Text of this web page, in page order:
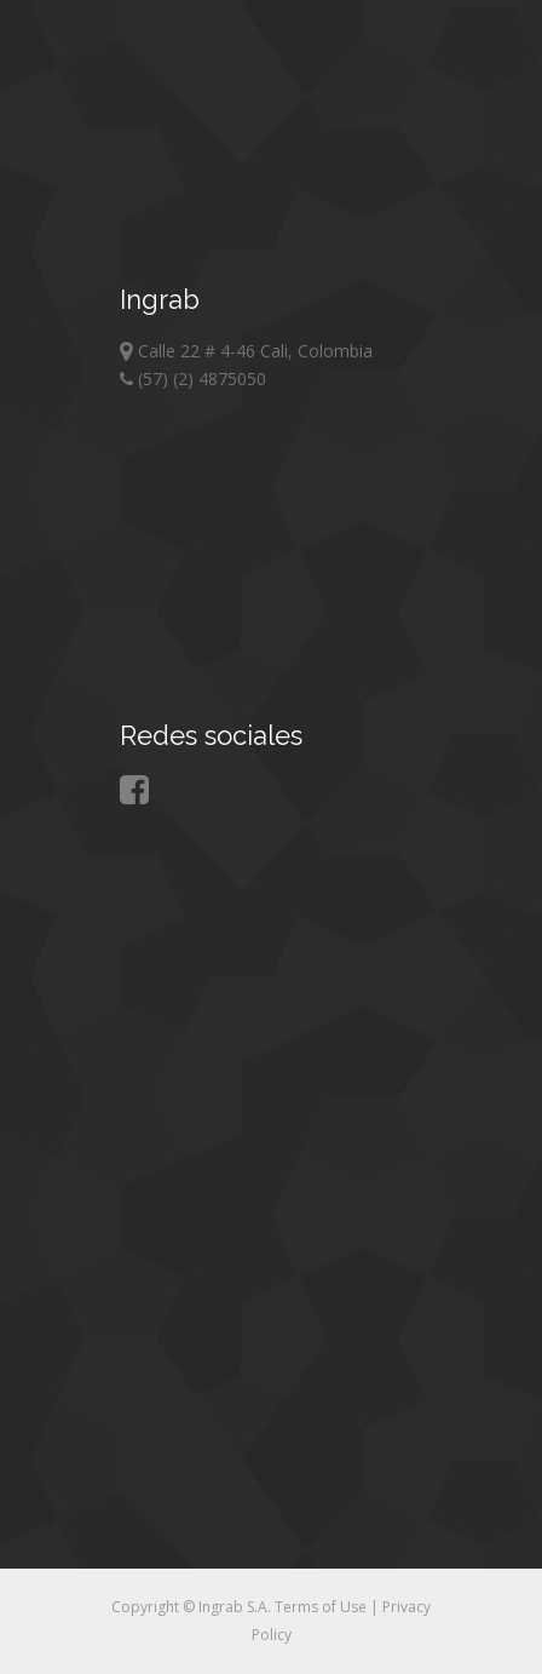
Ingrab
Calle 22 # 4-46 Cali, Colombia
(57) (2) 4875050
Redes sociales
Copyright © Ingrab S.A. Terms of Use | Privacy
Policy